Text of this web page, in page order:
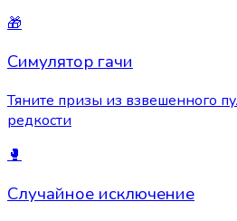
🎁
Симулятор гачи
Тяните призы из взвешенного
редкости
🥊
Случайное исключение